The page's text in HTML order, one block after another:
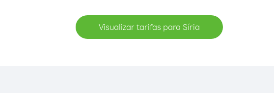
Visualizar tarifas para Síria